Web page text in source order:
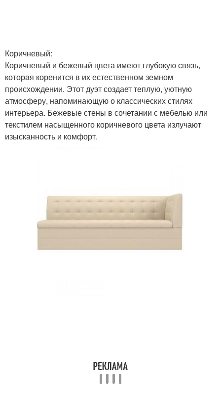
Коричневый:
Коричневый и бежевый цвета имеют глубокую связь,
которая коренится в их естественном земном
происхождении. Этот дуэт создает теплую, уютную
атмосферу, напоминающую о классических стилях
интерьера. Бежевые стены в сочетании с мебелью или
текстилем насыщенного коричневого цвета излучают
изысканность и комфорт.